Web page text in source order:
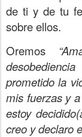
de ti y de tu
sobre ellos.
Oremos
prometido la
mis fuerzas y
estoy
creo y declaro